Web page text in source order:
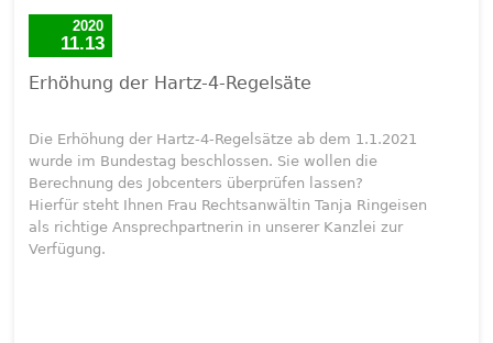
2020
11.13
Erhöhung der Hartz-4-Regelsäte
Die Erhöhung der Hartz-4-Regelsätze ab dem 1.1.2021
wurde im Bundestag beschlossen. Sie wollen die
Berechnung des Jobcenters überprüfen lassen?
Hierfür steht Ihnen Frau Rechtsanwältin Tanja Ringeisen
als richtige Ansprechpartnerin in unserer Kanzlei zur
Verfügung.